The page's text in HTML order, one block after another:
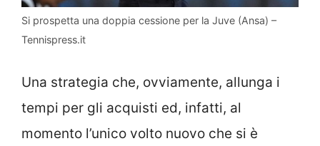
Si prospetta una doppia cessione per la Juve (Ansa) –
Tennispress.it
Una strategia che, ovviamente, allunga i
tempi per gli acquisti ed, infatti, al
momento l’unico volto nuovo che si è